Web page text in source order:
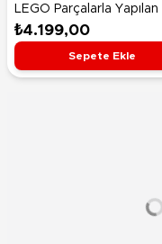
LEGO Parçalarla Yapılan
Wars™ Logosu 75407
₺4.199,00
Sepete Ekle